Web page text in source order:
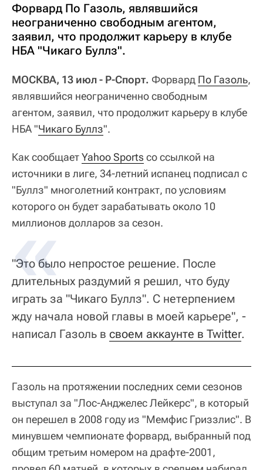
Форвард По Газоль, являвшийся
неограниченно свободным агентом,
заявил, что продолжит карьеру в клубе
НБА "Чикаго Буллз".
МОСКВА, 13 июл - Р-Спорт. Форвард По Газоль,
являвшийся неограниченно свободным
агентом, заявил, что продолжит карьеру в клубе
НБА "Чикаго Буллз".
Как сообщаетYahoo Sports со ссылкой на
источники в лиге, 34-летний испанец подписал с
"Буллз" многолетний контракт, по условиям
которого он будет зарабатывать около 10
миллионов долларов за сезон.
"Это было непростое решение. После
длительных раздумий я решил, что буду
играть за "Чикаго Буллз". С нетерпением
жду начала новой главы в моей карьере", -
написал Газоль в своем аккаунте в Twitter.
Газоль на протяжении последних семи сезонов
выступал за "Лос-Анджелес Лейкерс", в который
он перешел в 2008 году из "Мемфис Гриззлис". В
минувшем чемпионате форвард, выбранный под
общим третьим номером на драфте-2001,